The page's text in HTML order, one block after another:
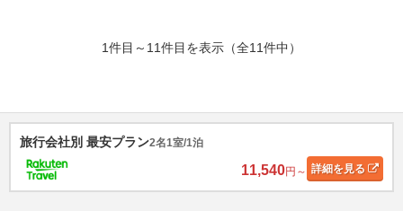
1件目～11件目を表示（全11件中）
旅行会社別 最安プラン2名1室/1泊
11,540円～ 詳細を見る